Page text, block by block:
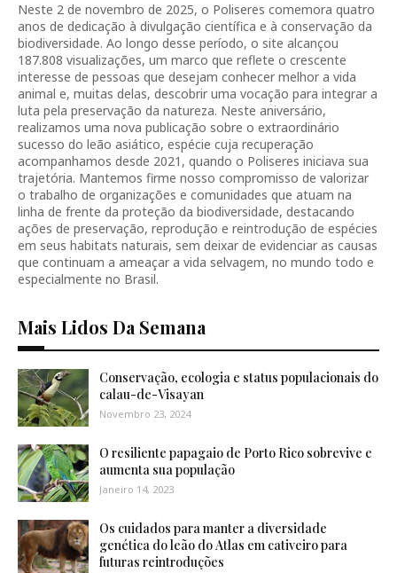
Neste 2 de novembro de 2025, o Poliseres comemora quatro
anos de dedicação à divulgação científica e à conservação da
biodiversidade. Ao longo desse período, o site alcançou
187.808 visualizações, um marco que reflete o crescente
interesse de pessoas que desejam conhecer melhor a vida
animal e, muitas delas, descobrir uma vocação para integrar a
luta pela preservação da natureza. Neste aniversário,
realizamos uma nova publicação sobre o extraordinário
sucesso do leão asiático, espécie cuja recuperação
acompanhamos desde 2021, quando o Poliseres iniciava sua
trajetória. Mantemos firme nosso compromisso de valorizar
o trabalho de organizações e comunidades que atuam na
linha de frente da proteção da biodiversidade, destacando
ações de preservação, reprodução e reintrodução de espécies
em seus habitats naturais, sem deixar de evidenciar as causas
que continuam a ameaçar a vida selvagem, no mundo todo e
especialmente no Brasil.
Mais Lidos Da Semana
Conservação, ecologia e status populacionais do
calau-de-Visayan
Novembro 23, 2024
O resiliente papagaio de Porto Rico sobrevive e
aumenta sua população
Janeiro 14, 2023
Os cuidados para manter a diversidade
genética do leão do Atlas em cativeiro para
futuras reintroduções